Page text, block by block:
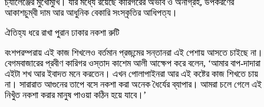
চ্যালেঞ্জের মুখোমুখি। যার মধ্যে রয়েছে কারিগরের অভাব ও অনাগ্রহ, উপকরণের
আকাশচুম্বী দাম আর আধুনিক বেকারি সংস্কৃতির আধিপত্য।
ঐতিহ্য ধরে রাখা পুরান ঢাকার নকশা রুটি
বংশপরম্পরায় এই কাজ শিখলেও বর্তমান প্রজন্মের সন্তানরা এই পেশায় আসতে চাইছে না।
বেগমবাজারের প্রবীণ কারিগর ওস্তাদ কাশেম আলী আক্ষেপ করে বলেন, ‘আমার বাপ-দাদারা
এইটা শখ আর ইবাদত মনে করতেন। এখন পোলাপাইনরা আর এই কষ্টের কাজ শিখতে চায়
না। সারারাত আগুনের তাপে বসে নকশা করা অনেক ধৈর্যের ব্যাপার। আমরা চলে গেলে এই
নিখুঁত নকশা করার মানুষ পাওয়া কঠিন হয়ে যাবে।’